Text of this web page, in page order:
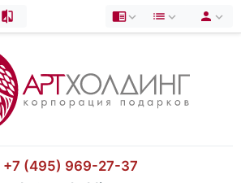
⠀+7 (495) 969-27-37